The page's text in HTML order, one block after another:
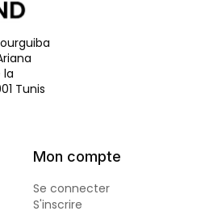
la
Tunis
Mon compte
Se connecter
S'inscrire